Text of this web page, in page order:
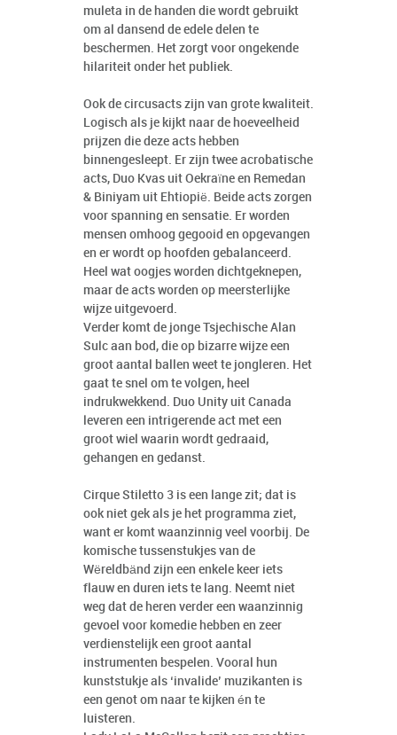
muleta in de handen die wordt gebruikt
om al dansend de edele delen te
beschermen. Het zorgt voor ongekende
hilariteit onder het publiek.
Ook de circusacts zijn van grote kwaliteit.
Logisch als je kijkt naar de hoeveelheid
prijzen die deze acts hebben
binnengesleept. Er zijn twee acrobatische
acts, Duo Kvas uit Oekraïne en Remedan
& Biniyam uit Ehtiopië. Beide acts zorgen
voor spanning en sensatie. Er worden
mensen omhoog gegooid en opgevangen
en er wordt op hoofden gebalanceerd.
Heel wat oogjes worden dichtgeknepen,
maar de acts worden op meersterlijke
wijze uitgevoerd.
Verder komt de jonge Tsjechische Alan
Sulc aan bod, die op bizarre wijze een
groot aantal ballen weet te jongleren. Het
gaat te snel om te volgen, heel
indrukwekkend. Duo Unity uit Canada
leveren een intrigerende act met een
groot wiel waarin wordt gedraaid,
gehangen en gedanst.
Cirque Stiletto 3 is een lange zit; dat is
ook niet gek als je het programma ziet,
want er komt waanzinnig veel voorbij. De
komische tussenstukjes van de
Wëreldbänd zijn een enkele keer iets
flauw en duren iets te lang. Neemt niet
weg dat de heren verder een waanzinnig
gevoel voor komedie hebben en zeer
verdienstelijk een groot aantal
instrumenten bespelen. Vooral hun
kunststukje als ‘invalide’ muzikanten is
een genot om naar te kijken én te
luisteren.